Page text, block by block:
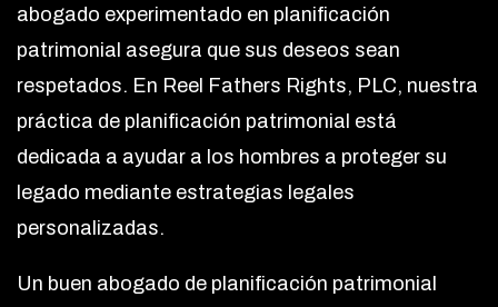
abogado experimentado en planificación
patrimonial asegura que sus deseos sean
respetados. En Reel Fathers Rights, PLC, nuestra
práctica de planificación patrimonial está
dedicada a ayudar a los hombres a proteger su
legado mediante estrategias legales
personalizadas.
Un buen abogado de planificación patrimonial